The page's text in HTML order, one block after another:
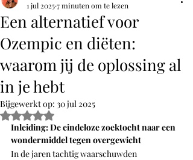
Een alternatief voor
Ozempic en diëten:
waarom jij de oplossing al
in je hebt
1 jul 20257 minuten om te lezen
Bijgewerkt op: 30 jul 2025
Beoordeeld met NaN uit 5 sterren.
Inleiding: De eindeloze zoektocht naar een
wondermiddel tegen overgewicht
In de jaren tachtig waarschuwden